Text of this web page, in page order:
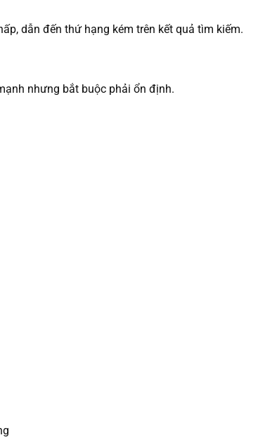
dẫn đến thứ hạng kém trên kết quả tìm kiếm.
nhưng bắt buộc phải ổn định.